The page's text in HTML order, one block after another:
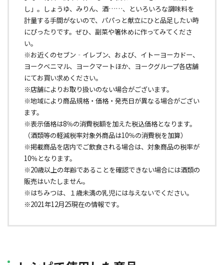
し」。しょうゆ、みりん、酒……、といろいろな調味料を
計量する手間がないので、パパっと献立にひと品足したい時
にぴったりです。ぜひ、副菜や箸休めに作ってみてくださ
い。
※お近くのセブン‐イレブン、および、イトーヨーカドー、
ヨークベニマル、ヨークマートほか、ヨークグループ各店舗
にてお買い求めください。
※店舗によりお取り扱いのない場合がございます。
※地域により商品規格・価格・発売日が異なる場合がござい
ます。
※表示価格は8％の消費税額を加えた税込価格となります。
（酒類等の軽減税率対象外商品は10％の消費税を加算）
※掲載商品を店内でご飲食される場合は、対象商品の税率が
10％となります。
※20歳以上の年齢であることを確認できない場合には酒類の
販売はいたしません。
※はちみつは、１歳未満の乳児には与えないでください。
※2021年12月25現在の情報です。